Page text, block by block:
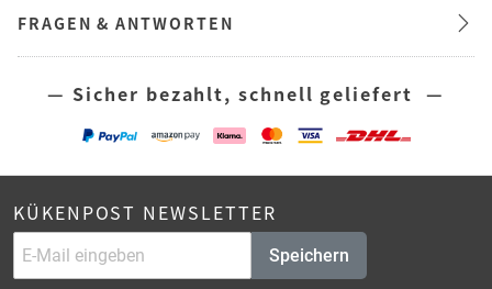
FRAGEN & ANTWORTEN
— Sicher bezahlt, schnell geliefert —
KÜKENPOST NEWSLETTER
Speichern